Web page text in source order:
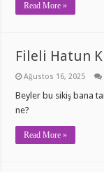
Read More »
Fileli Hatun
Ağustos 16, 2025
Beyler bu sikiş bana
ne?
Read More »